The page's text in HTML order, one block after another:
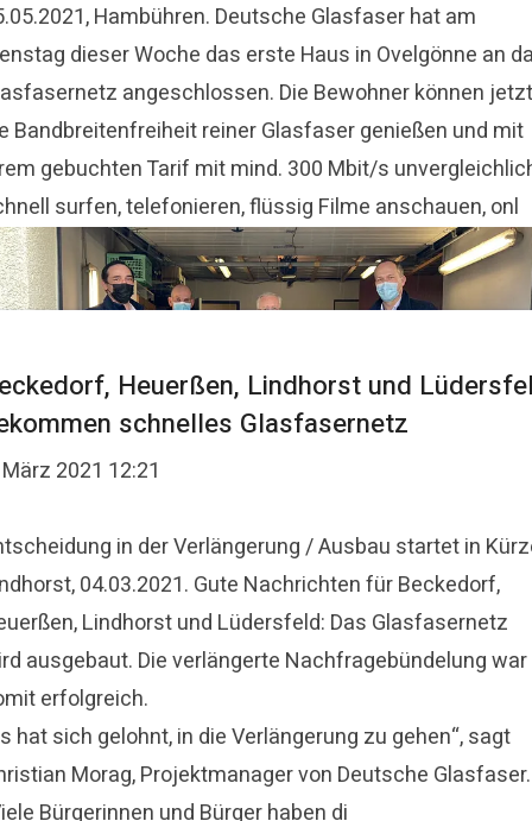
Hambühren. Deutsche Glasfaser hat am
dieser Woche das erste Haus in Ovelgönne an
angeschlossen. Die Bewohner können jetzt
Bandbreitenfreiheit reiner Glasfaser genießen und mit
gebuchten Tarif mit mind. 300 Mbit/s
surfen, telefonieren, flüssig Filme anschauen, onl
Heuerßen, Lindhorst und
schnelles Glasfasernetz
2021 12:21
in der Verlängerung / Ausbau startet in
04.03.2021. Gute Nachrichten für Beckedorf,
Lindhorst und Lüdersfeld: Das Glasfasernetz
ausgebaut. Die verlängerte Nachfragebündelung war
erfolgreich.
hat sich gelohnt, in die Verlängerung zu gehen“, sagt
Morag, Projektmanager von Deutsche Glasfaser.
Bürgerinnen und Bürger haben di